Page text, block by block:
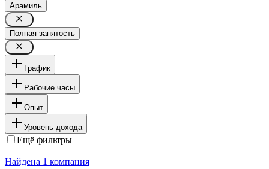
Арамиль
Полная занятость
График
Рабочие часы
Опыт
Уровень дохода
Ещё фильтры
Найдена 1 компания